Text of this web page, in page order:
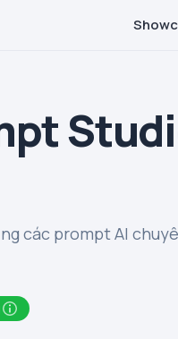
các prompt AI